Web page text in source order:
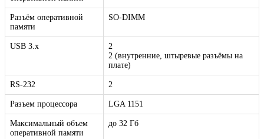
Разъём оперативной
памяти
SO-DIMM
USB 3.x
2
2 (внутренние, штыревые разъёмы на
плате)
RS-232 2
Разъем процессора LGA 1151
Максимальный объем
оперативной памяти
до 32 Гб